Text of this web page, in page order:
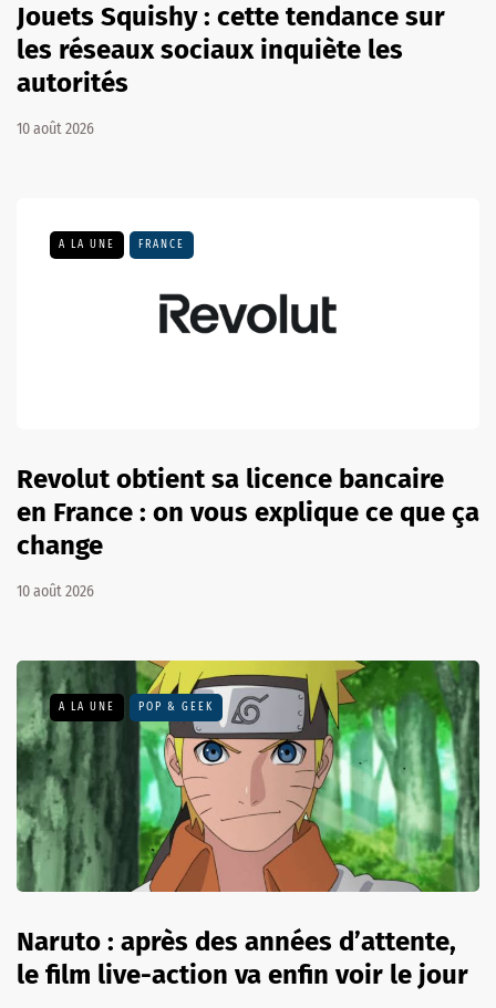
Jouets Squishy : cette tendance sur
les réseaux sociaux inquiète les
autorités
10 août 2026
A LA UNE FRANCE
Revolut obtient sa licence bancaire
en France : on vous explique ce que ça
change
10 août 2026
A LA UNE POP & GEEK
Naruto : après des années d’attente,
le film live-action va enfin voir le jour